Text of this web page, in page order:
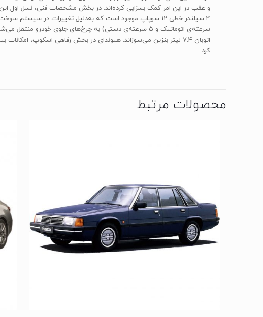
اتوبان 7.4 لیتر بنزین می‌سوزاند. هیوندای در بخش رفاهی اسکوپ،
کرد.
محصولات مرتبط